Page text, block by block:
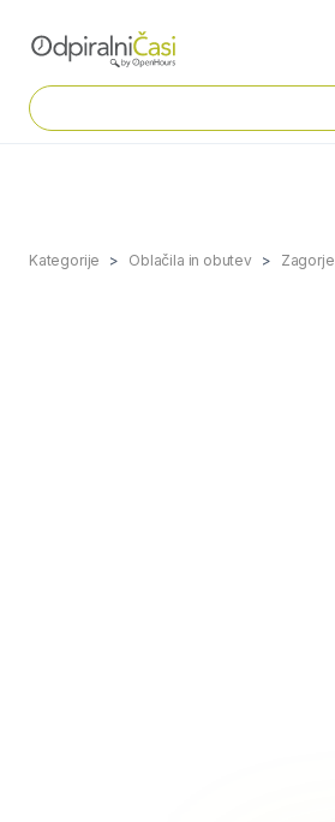
Kategorije Oblačila in obutev Zagorje